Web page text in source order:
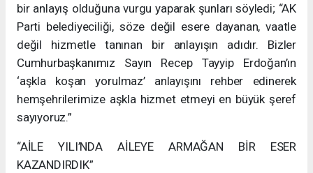
bir anlayış olduğuna vurgu yaparak şunları söyledi; “AK
Parti belediyeciliği, söze değil esere dayanan, vaatle
değil hizmetle tanınan bir anlayışın adıdır. Bizler
Cumhurbaşkanımız Sayın Recep Tayyip Erdoğan’ın
‘aşkla koşan yorulmaz’ anlayışını rehber edinerek
hemşehrilerimize aşkla hizmet etmeyi en büyük şeref
sayıyoruz.”
“AİLE YILI’NDA AİLEYE ARMAĞAN BİR ESER
KAZANDIRDIK”